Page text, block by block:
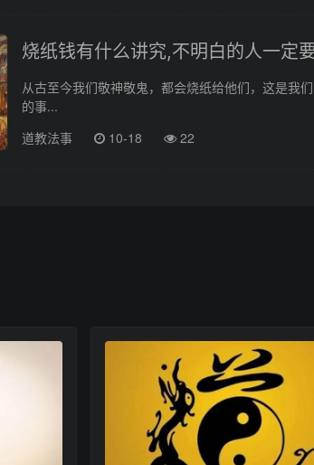
烧纸钱有什么讲究,不明白的人一定
从古至今我们敬神敬鬼，都会烧纸给他们，这是我
的事...
道教法事
10-18 22